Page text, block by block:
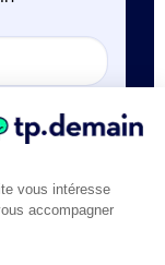
informations
vous intéresse
accompagner